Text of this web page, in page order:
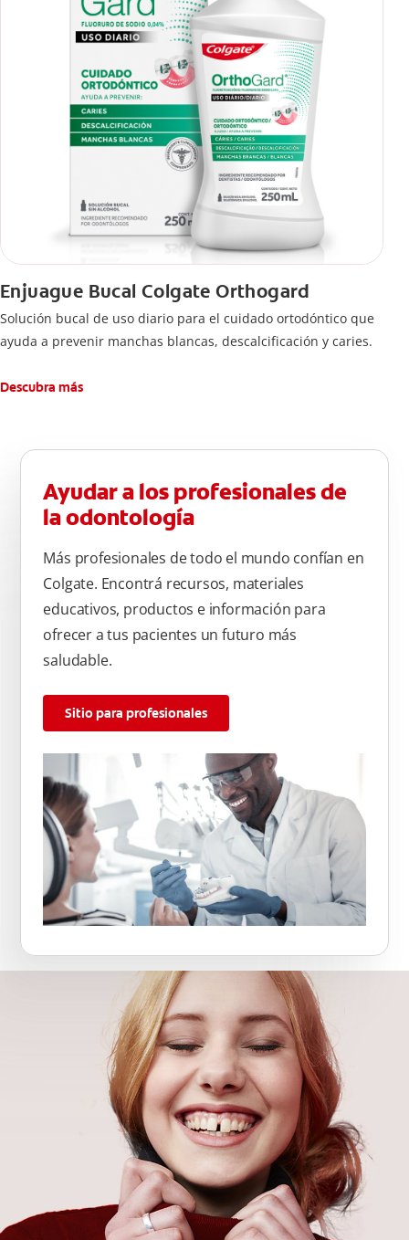
Enjuague Bucal Colgate Orthogard
Solución bucal de uso diario para el cuidado ortodóntico que
ayuda a prevenir manchas blancas, descalcificación y caries.
Descubra más
Ayudar a los profesionales de
la odontología
Más profesionales de todo el mundo confían en
Colgate. Encontrá recursos, materiales
educativos, productos e información para
ofrecer a tus pacientes un futuro más
saludable.
Sitio para profesionales